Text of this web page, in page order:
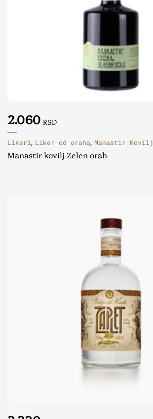
2.060 RSD
Likeri , Liker od oraha, Manastir Kovilj
Manastir kovilj Zelen orah